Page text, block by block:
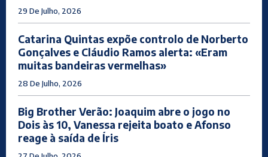
29 De Julho, 2026
Catarina Quintas expõe controlo de Norberto
Gonçalves e Cláudio Ramos alerta: «Eram
muitas bandeiras vermelhas»
28 De Julho, 2026
Big Brother Verão: Joaquim abre o jogo no
Dois às 10, Vanessa rejeita boato e Afonso
reage à saída de Íris